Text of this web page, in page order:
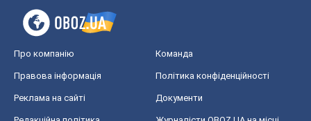
Про компанію Команда
Правова інформація Політика конфіденційності
Реклама на сайті Документи